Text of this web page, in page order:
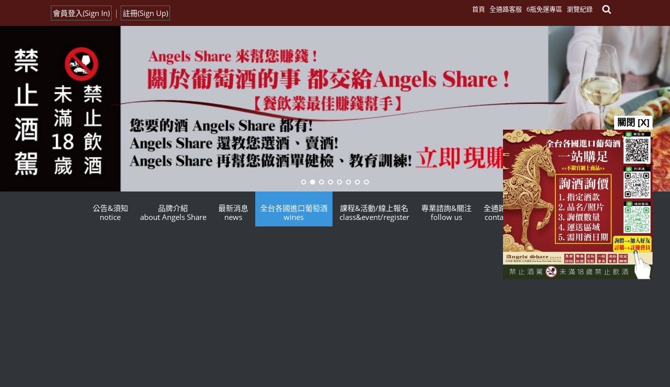
首頁 全通路客服 6瓶免運專區 瀏覽紀錄
會員登入(Sign In) | 註冊(Sign Up)
公告&須知
notice
品牌介紹
about Angels Share
最新消息
news
全台各國進口葡萄酒
wines
課程&活動/線上報名
class&event/register
專業諮詢&關注
follow us
全通路客服
contact us
台灣酒商聯盟
TWSMA
關閉 [X]